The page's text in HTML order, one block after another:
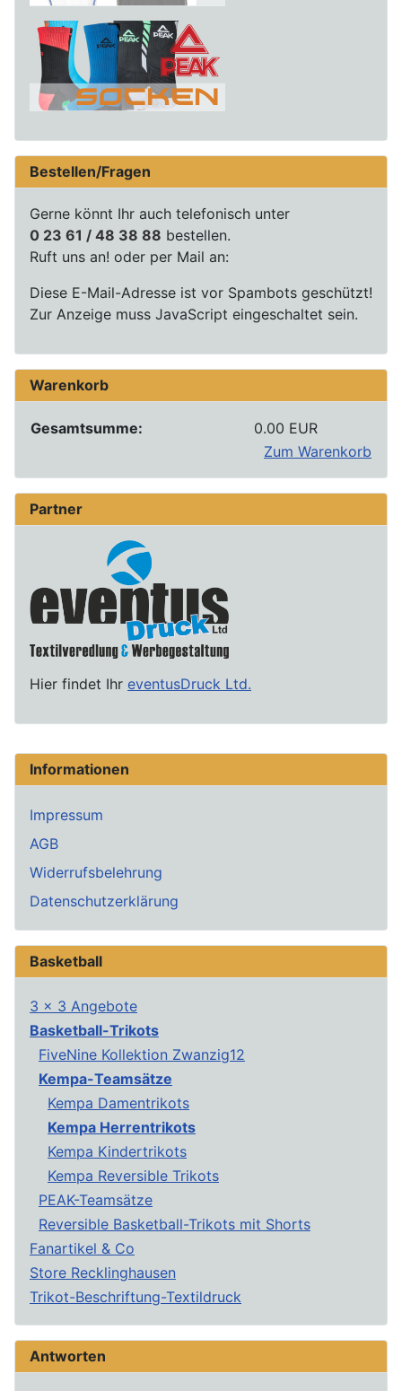
Informationen
Impressum
AGB
Widerrufsbelehrung
Datenschutzerklärung
Basketball
3 x 3 Angebote
Basketball-Trikots
FiveNine Kollektion Zwanzig12
Kempa-Teamsätze
Kempa Damentrikots
Kempa Herrentrikots
Kempa Kindertrikots
Kempa Reversible Trikots
PEAK-Teamsätze
Reversible Basketball-Trikots mit Shorts
Fanartikel & Co
Store Recklinghausen
Trikot-Beschriftung-Textildruck
Antworten
Bestellen/Fragen
Gerne könnt Ihr auch telefonisch unter
0 23 61 / 48 38 88 bestellen.
Ruft uns an! oder per Mail an:
Diese E-Mail-Adresse ist vor Spambots geschützt!
Zur Anzeige muss JavaScript eingeschaltet sein.
Warenkorb
Gesamtsumme:
0.00 EUR
Zum Warenkorb
Partner
Hier findet Ihr eventusDruck Ltd.